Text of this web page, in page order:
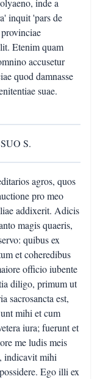
inde a
inquit 'pars de
Etenim quam
accusetur
quod damnasse
suae.
S.
agros, quos
pro meo
addixerit. Adicis
magis quaeris,
quibus ex
et coheredibus
officio iubente
diligo, primum ut
sacrosancta est,
mihi et cum
iura; fuerunt et
me ludis meis
indicavit mihi
Ego illi ex